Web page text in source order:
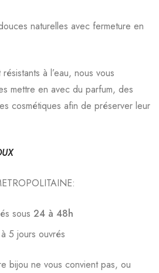
naturelles avec fermeture en
à l’eau, nous vous
mettre en avec du parfum, des
cosmétiques afin de préserver leur
sous24 à 48h
5 jours ouvrés
bijou ne vous convient pas, ou